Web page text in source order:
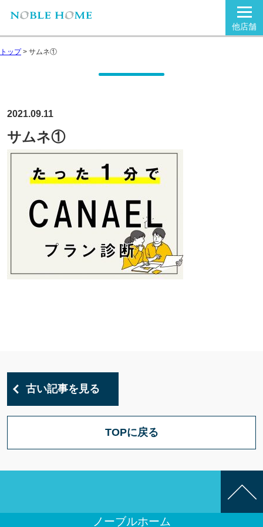
他店舗
トップ> サムネ①
2021.09.11
サムネ①
古い記事を見る
TOPに戻る
ノーブルホーム